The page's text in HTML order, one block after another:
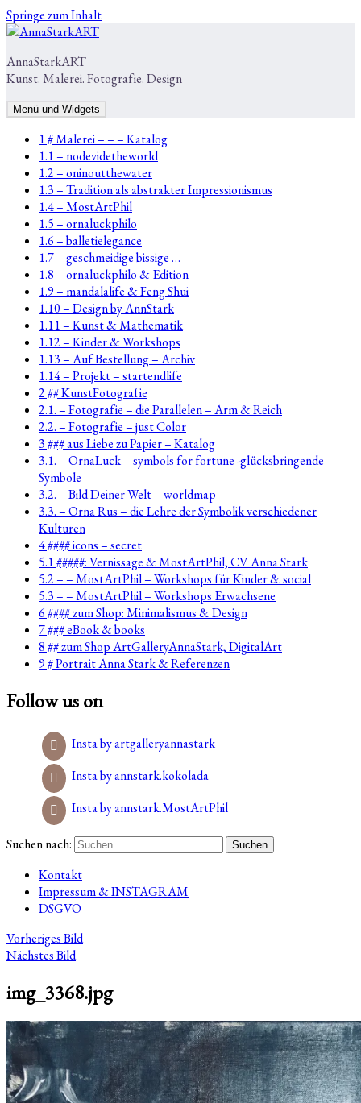
Springe zum Inhalt
AnnaStarkART
Kunst. Malerei. Fotografie. Design
Menü und Widgets
1 # Malerei – – – Katalog
1.1 – nodevidetheworld
1.2 – oninoutthewater
1.3 – Tradition als abstrakter Impressionismus
1.4 – MostArtPhil
1.5 – ornaluckphilo
1.6 – balletielegance
1.7 – geschmeidige bissige …
1.8 – ornaluckphilo & Edition
1.9 – mandalalife & Feng Shui
1.10 – Design by AnnStark
1.11 – Kunst & Mathematik
1.12 – Kinder & Workshops
1.13 – Auf Bestellung – Archiv
1.14 – Projekt – startendlife
2 ## KunstFotografie
2.1. – Fotografie – die Parallelen – Arm & Reich
2.2. – Fotografie – just Color
3 ### aus Liebe zu Papier – Katalog
3.1. – OrnaLuck – symbols for fortune -glücksbringende
Symbole
3.2. – Bild Deiner Welt – worldmap
3.3. – Orna Rus – die Lehre der Symbolik verschiedener
Kulturen
4 #### icons – secret
5.1 #####: Vernissage & MostArtPhil, CV Anna Stark
5.2 – – MostArtPhil – Workshops für Kinder & social
5.3 – – MostArtPhil – Workshops Erwachsene
6 #### zum Shop: Minimalismus & Design
7 ### eBook & books
8 ## zum Shop ArtGalleryAnnaStark, DigitalArt
9 # Portrait Anna Stark & Referenzen
Follow us on
Insta by artgalleryannastark
Insta by annstark.kokolada
Insta by annstark.MostArtPhil
Suchen nach:
Kontakt
Impressum & INSTAGRAM
DSGVO
Vorheriges Bild
Nächstes Bild
img_3368.jpg